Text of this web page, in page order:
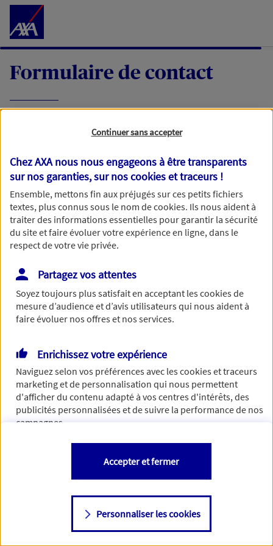
Accéder au Contenu
Formulaire de contact
demande, nous vous répondrons dans les
meilleurs délais par mail ou par téléphone.
Votre message :
Vous disposez de droits sur les informations vous concernant. Pour
plus d’informations,cliquez ici.
Continuer sans accepter
Chez AXA nous nous engageons à être transparents
sur nos garanties, sur noscookies et traceurs !
Ensemble, mettons fin aux préjugés sur ces petits fichiers
textes, plus connus sous le nom decookies. Ils nous aident à
traiter des informations essentielles pour garantir la sécurité
du site et faire évoluer votre expérience en ligne, dans le
respect de votre vie privée.
Partagez vos attentes
Soyez toujours plus satisfait en acceptant lescookiesde
mesure d’audience et d’avis utilisateurs qui nous aident à
faire évoluer nos offres et nos services.
Enrichissez votre expérience
Naviguez selon vos préférences avec lescookies et traceurs
marketing et de personnalisation qui nous permettent
d'afficher du contenu adapté à vos centres d'intérêts, des
publicités personnalisées et de suivre la performance de nos
campagnes.
Vous êtes libre de les accepter, de les refuser comme de
changer d'avis à tout moment en allant sur
Consulter notre politique decookies
Personnaliser les cookies
Accepter et fermer